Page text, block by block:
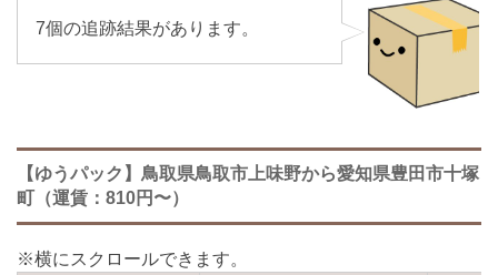
7個の追跡結果があります。
【ゆうパック】鳥取県鳥取市上味野から愛知県豊田市十塚
町（運賃：810円〜）